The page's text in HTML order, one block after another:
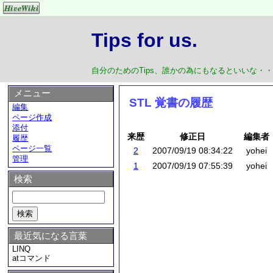
Tips for us.
自分のためのTips、誰かの為にもなるといいな・
STL 覚書の履歴
来歴 修正日
編集者
2
2007/09/19 08:34:22
yohei
1
2007/09/19 07:55:39 yohei
メニュー
編集
ページ作成
添付
履歴
ページ一覧
管理
検索
最近気になる言葉
LINQ
atコマンド